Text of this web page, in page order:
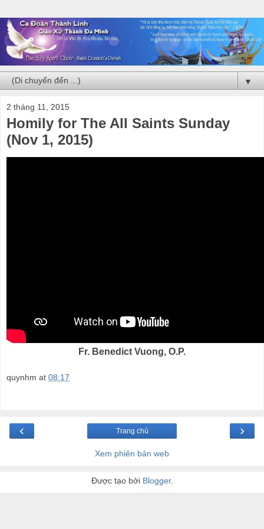
▼
2 tháng 11, 2015
Homily for The All Saints Sunday
(Nov 1, 2015)
Fr. Benedict Vuong, O.P.
quynhm at 08:17
‹ ›
Trang chủ
Xem phiên bản web
Được tạo bởi Blogger.